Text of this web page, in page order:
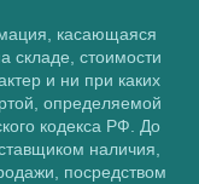
касающаяся
складе, стоимости
и ни при каких
определяемой
кодекса РФ. До
наличия,
посредством